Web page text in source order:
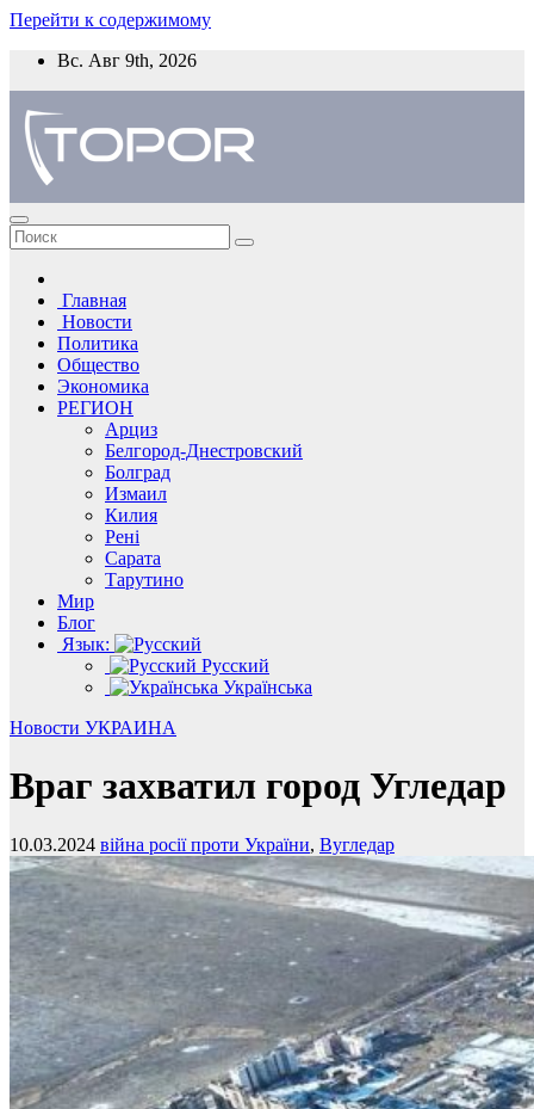
Перейти к содержимому
Вс. Авг 9th, 2026
Главная
Новости
Политика
Общество
Экономика
РЕГИОН
Арциз
Белгород-Днестровский
Болград
Измаил
Килия
Рені
Сарата
Тарутино
Мир
Блог
Язык:
Русский
Українська
Новости УКРАИНА
Враг захватил город Угледар
10.03.2024 війна росії проти України, Вугледар